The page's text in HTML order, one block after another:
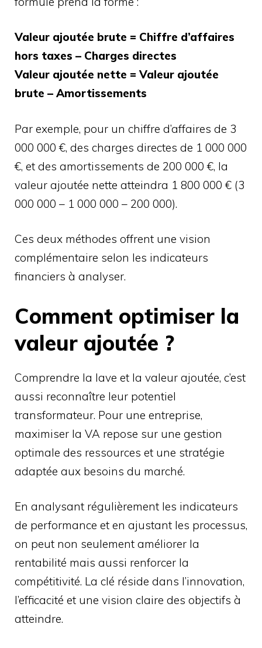
Valeur ajoutée brute = Chiffre d’affaires
hors taxes – Charges directes
Valeur ajoutée nette = Valeur ajoutée
brute – Amortissements
Par exemple, pour un chiffre d’affaires de 3
000 000 €, des charges directes de 1 000 000
€, et des amortissements de 200 000 €, la
valeur ajoutée nette atteindra 1 800 000 € (3
000 000 – 1 000 000 – 200 000).
Ces deux méthodes offrent une vision
complémentaire selon les indicateurs
financiers à analyser.
Comment optimiser la
valeur ajoutée ?
Comprendre la lave et la valeur ajoutée, c’est
aussi reconnaître leur potentiel
transformateur. Pour une entreprise,
maximiser la VA repose sur une gestion
optimale des ressources et une stratégie
adaptée aux besoins du marché.
En analysant régulièrement les indicateurs
de performance et en ajustant les processus,
on peut non seulement améliorer la
rentabilité mais aussi renforcer la
compétitivité. La clé réside dans l’innovation,
l’efficacité et une vision claire des objectifs à
atteindre.